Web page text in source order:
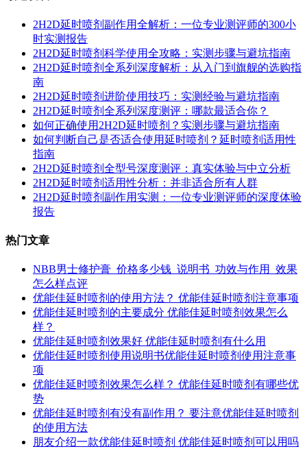
2H2D延时喷剂副作用全解析：一位专业测评师的300小
时实测报告
2H2D延时喷剂科学使用全攻略：实测步骤与避坑指南
2H2D延时喷剂全系列深度解析：从入门到旗舰的选购指
南
2H2D延时喷剂进阶使用技巧：实测经验与避坑指南
2H2D延时喷剂全系列深度测评：哪款最适合你？
如何正确使用2H2D延时喷剂？实测步骤与避坑指南
如何判断自己是否适合使用延时喷剂？延时喷剂适用性
指南
2H2D延时喷剂全型号深度测评：真实体验与中立分析
2H2D延时喷剂适用性分析：并非适合所有人群
2H2D延时喷剂副作用实测：一位专业测评师的深度体验
报告
热门文章
NBB男士修护膏_价格多少钱_说明书_功效与作用_效果
怎么样点评
优能佳延时喷剂的使用方法？ 优能佳延时喷剂注意事项
优能佳延时喷剂的主要成分 优能佳延时喷剂效果怎么
样？
优能佳延时喷剂效果好 优能佳延时喷剂有什么用
优能佳延时喷剂使用说明书优能佳延时喷剂使用注意事
项
优能佳延时喷剂效果怎么样？ 优能佳延时喷剂有哪些优
势
优能佳延时喷剂有没有副作用？ 要注意优能佳延时喷剂
的使用方法
朋友介绍一款优能佳延时喷剂 优能佳延时喷剂可以用吗